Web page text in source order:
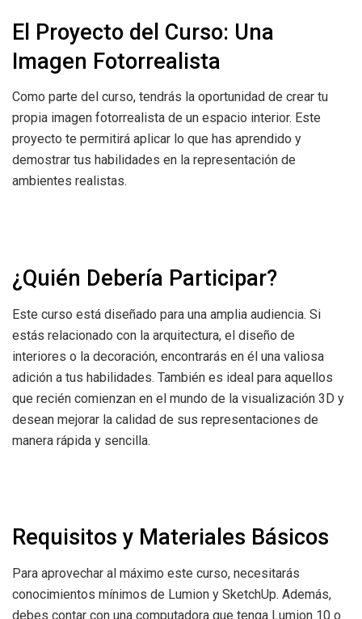
El Proyecto del Curso: Una
Imagen Fotorrealista
Como parte del curso, tendrás la oportunidad de crear tu
propia imagen fotorrealista de un espacio interior. Este
proyecto te permitirá aplicar lo que has aprendido y
demostrar tus habilidades en la representación de
ambientes realistas.
¿Quién Debería Participar?
Este curso está diseñado para una amplia audiencia. Si
estás relacionado con la arquitectura, el diseño de
interiores o la decoración, encontrarás en él una valiosa
adición a tus habilidades. También es ideal para aquellos
que recién comienzan en el mundo de la visualización 3D y
desean mejorar la calidad de sus representaciones de
manera rápida y sencilla.
Requisitos y Materiales Básicos
Para aprovechar al máximo este curso, necesitarás
conocimientos mínimos de Lumion y SketchUp. Además,
debes contar con una computadora que tenga Lumion 10 o